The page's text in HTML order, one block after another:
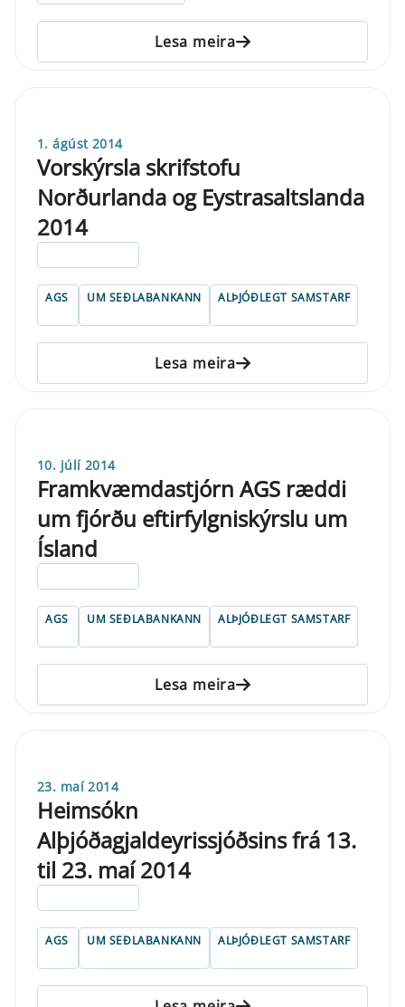
Lesa meira
1. ágúst 2014
Vorskýrsla skrifstofu
Norðurlanda og Eystrasaltslanda
2014
AGS UM SEÐLABANKANN ALÞJÓÐLEGT SAMSTARF
Lesa meira
10. júlí 2014
Framkvæmdastjórn AGS ræddi
um fjórðu eftirfylgniskýrslu um
Ísland
AGS UM SEÐLABANKANN ALÞJÓÐLEGT SAMSTARF
Lesa meira
23. maí 2014
Heimsókn
Alþjóðagjaldeyrissjóðsins frá 13.
til 23. maí 2014
AGS UM SEÐLABANKANN ALÞJÓÐLEGT SAMSTARF